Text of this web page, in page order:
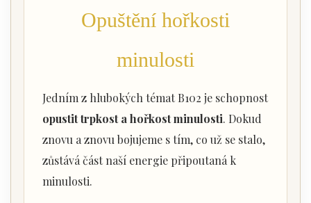
Opuštění hořkosti
minulosti
Jedním z hlubokých témat B102 je schopnost
opustit trpkost a hořkost minulosti. Dokud
znovu a znovu bojujeme s tím, co už se stalo,
zůstává část naší energie připoutaná k
minulosti.